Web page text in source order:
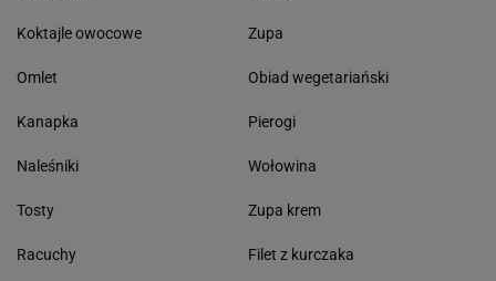
Koktajle owocowe
Omlet
Kanapka
Naleśniki
Tosty
Racuchy
Zupa
Obiad wegetariański
Pierogi
Wołowina
Zupa krem
Filet z kurczaka